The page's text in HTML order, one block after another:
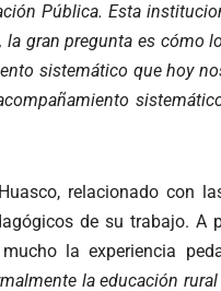
Pública. Esta
gran pregunta es cómo
sistemático que hoy
relacionado con
de su trabajo. A
la experiencia
la educación